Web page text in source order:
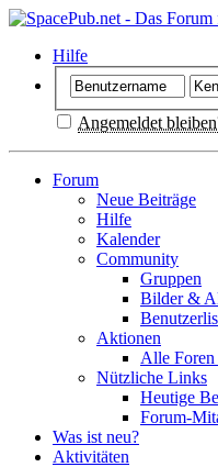
Hilfe
Angemeldet
Forum
Neue Beiträge
Hilfe
Kalender
Community
Gruppen
Bilder &
Aktionen
Alle Foren
Nützliche Links
Heutige
Forum-
Was ist neu?
Aktivitäten